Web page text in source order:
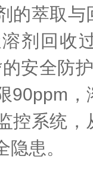
的萃取
剂回收
安全防
90ppm
控系统
患。